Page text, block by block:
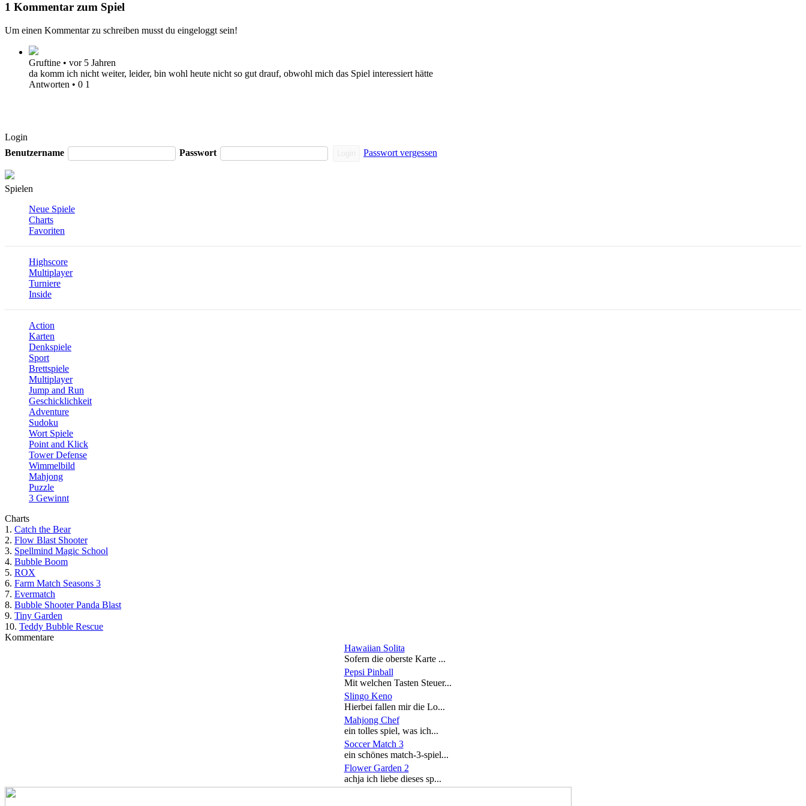
1 Kommentar zum Spiel
Um einen Kommentar zu schreiben musst du eingeloggt sein!
Gruftine • vor 5 Jahren
da komm ich nicht weiter, leider, bin wohl heute nicht so gut drauf, obwohl mich das Spiel interessiert hätte
Antworten • 0 1
Login
Benutzername
Passwort Passwort vergessen
Spielen
Neue Spiele
Charts
Favoriten
Highscore
Multiplayer
Turniere
Inside
Action
Karten
Denkspiele
Sport
Brettspiele
Multiplayer
Jump and Run
Geschicklichkeit
Adventure
Sudoku
Wort Spiele
Point and Klick
Tower Defense
Wimmelbild
Mahjong
Puzzle
3 Gewinnt
Charts
1. Catch the Bear
2. Flow Blast Shooter
3. Spellmind Magic School
4. Bubble Boom
5. ROX
6. Farm Match Seasons 3
7. Evermatch
8. Bubble Shooter Panda Blast
9. Tiny Garden
10. Teddy Bubble Rescue
Kommentare
Hawaiian Solita
Sofern die oberste Karte ...
Pepsi Pinball
Mit welchen Tasten Steuer...
Slingo Keno
Hierbei fallen mir die Lo...
Mahjong Chef
ein tolles spiel, was ich...
Soccer Match 3
ein schönes match-3-spiel...
Flower Garden 2
achja ich liebe dieses sp...